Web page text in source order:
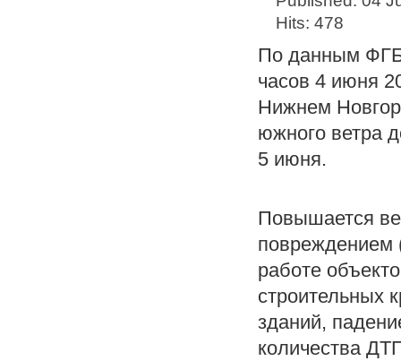
Hits: 478
По данным
часов 4 июня
Нижнем
южного ветра
5 июня.
Повышается
повреждением
работе
строительных
зданий,
количества